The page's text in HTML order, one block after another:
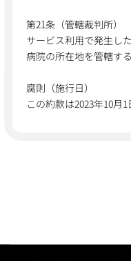
第21条（管轄裁判所）
サービス利用で発生し
病院の所在地を管轄す
腐則（施行日）
この約款は2023年10月1